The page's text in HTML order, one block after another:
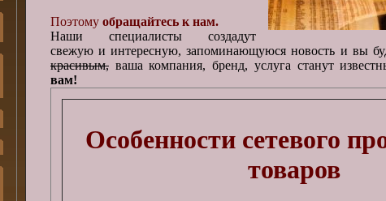
Поэтому обращайтесь к нам.
Наши специалисты создадут
свежую и интересную, запоминающуюся новость и вы
красивым, ваша компания, бренд, услуга станут
вам!
Особенности сетевого
товаров